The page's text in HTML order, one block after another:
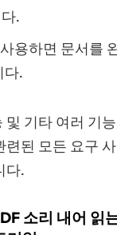
.
용하면 문서를
다.
및 기타 여러 기
련된 모든 요구
다.
소리 내어 읽